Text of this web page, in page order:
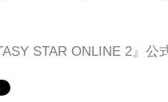
STAR ONLINE 2』